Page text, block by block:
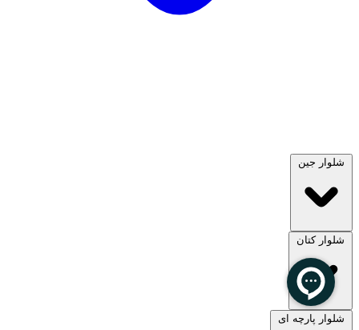
شلوار جین
مشاهده همه
شلوار کتان
شلوار پارچه ای